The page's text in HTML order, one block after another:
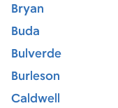
Bryan
Buda
Bulverde
Burleson
Caldwell